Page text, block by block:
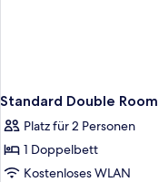
Standard Double Room
Platz für 2 Personen
1 Doppelbett
Kostenloses WLAN